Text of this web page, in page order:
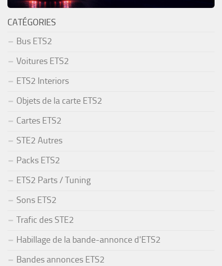
CATÉGORIES
Bus ETS2
Voitures ETS2
ETS2 Interiors
Objets de la carte ETS2
Cartes ETS2
STE2 Autres
Packs ETS2
ETS2 Parts / Tuning
Sons ETS2
Trafic des STE2
Habillage de la bande-annonce d'ETS2
Bandes annonces ETS2